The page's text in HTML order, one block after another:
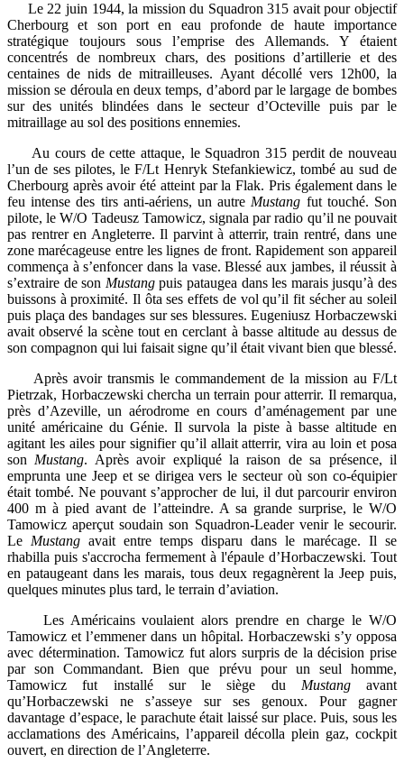
Le 22 juin 1944, la mission du Squadron 315 avait pour objectif
Cherbourg et son port en eau profonde de haute importance
stratégique toujours sous l’emprise des Allemands. Y étaient
concentrés de nombreux chars, des positions d’artillerie et des
centaines de nids de mitrailleuses. Ayant décollé vers 12h00, la
mission se déroula en deux temps, d’abord par le largage de bombes
sur des unités blindées dans le secteur d’Octeville puis par le
mitraillage au sol des positions ennemies.
Au cours de cette attaque, le Squadron 315 perdit de nouveau
l’un de ses pilotes, le F/Lt Henryk Stefankiewicz, tombé au sud de
Cherbourg après avoir été atteint par la Flak. Pris également dans le
feu intense des tirs anti-aériens, un autre Mustang fut touché. Son
pilote, le W/O Tadeusz Tamowicz, signala par radio qu’il ne pouvait
pas rentrer en Angleterre. Il parvint à atterrir, train rentré, dans une
zone marécageuse entre les lignes de front. Rapidement son appareil
commença à s’enfoncer dans la vase. Blessé aux jambes, il réussit à
s’extraire de son Mustangpuis pataugea dans les marais jusqu’à des
buissons à proximité. Il ôta ses effets de vol qu’il fit sécher au soleil
puis plaça des bandages sur ses blessures. Eugeniusz Horbaczewski
avait observé la scène tout en cerclant à basse altitude au dessus de
son compagnon qui lui faisait signe qu’il était vivant bien que blessé.
Après avoir transmis le commandement de la mission au F/Lt
Pietrzak, Horbaczewski chercha un terrain pour atterrir. Il remarqua,
près d’Azeville, un aérodrome en cours d’aménagement par une
unité américaine du Génie. Il survola la piste à basse altitude en
agitant les ailes pour signifier qu’il allait atterrir, vira au loin et posa
son Mustang. Après avoir expliqué la raison de sa présence, il
emprunta une Jeep et se dirigea vers le secteur où son co-équipier
était tombé. Ne pouvant s’approcher de lui, il dut parcourir environ
400 m à pied avant de l’atteindre. A sa grande surprise, le W/O
Tamowicz aperçut soudain son Squadron-Leader venir le secourir.
Le Mustang avait entre temps disparu dans le marécage. Il se
rhabilla puis s'accrocha fermement à l'épaule d’Horbaczewski. Tout
en pataugeant dans les marais, tous deux regagnèrent la Jeep puis,
quelques minutes plus tard, le terrain d’aviation.
Les Américains voulaient alors prendre en charge le W/O
Tamowicz et l’emmener dans un hôpital. Horbaczewski s’y opposa
avec détermination. Tamowicz fut alors surpris de la décision prise
par son Commandant. Bien que prévu pour un seul homme,
Tamowicz fut installé sur le siège du Mustang avant
qu’Horbaczewski ne s’asseye sur ses genoux. Pour gagner
davantage d’espace, le parachute était laissé sur place. Puis, sous les
acclamations des Américains, l’appareil décolla plein gaz, cockpit
ouvert, en direction de l’Angleterre.